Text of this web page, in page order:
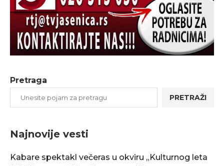
Pretraga
PRETRAŽI
Najnovije vesti
Kabare spektakl večeras u okviru „Kulturnog leta